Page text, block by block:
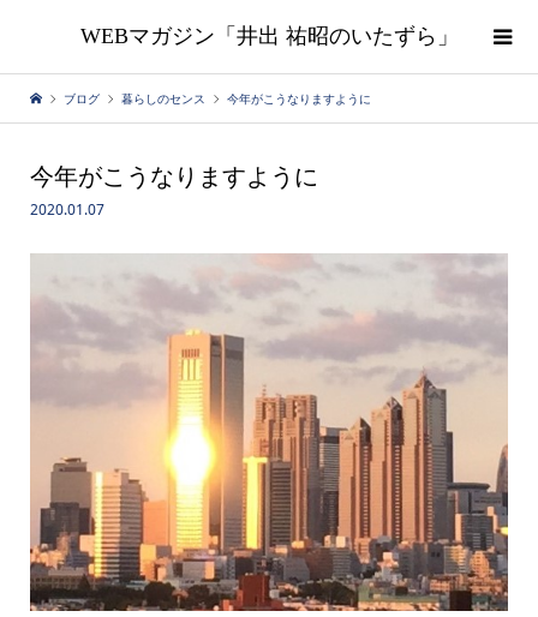
WEBマガジン「井出 祐昭のいたずら」
ブログ 暮らしのセンス 今年がこうなりますように
今年がこうなりますように
2020.01.07